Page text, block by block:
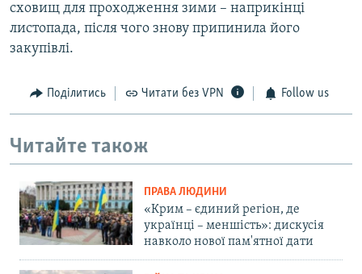
сховищ для проходження зими – наприкінці
листопада, після чого знову припинила його
закупівлі.
Поділитись Читати без VPN Follow us
Читайте також
ПРАВА ЛЮДИНИ
«Крим – єдиний регіон, де
українці – меншість»: дискусія
навколо нової пам'ятної дати